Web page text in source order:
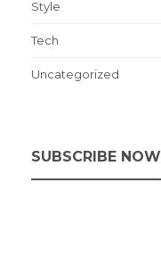
Style
Tech
Uncategorized
SUBSCRIBE NOW